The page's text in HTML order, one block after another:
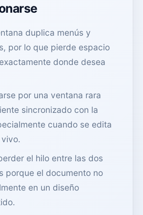
duplica menús y
por lo que pierde espacio
donde desea
por una ventana rara
sincronizado con la
cuando se edita
el hilo entre las dos
porque el documento no
en un diseño